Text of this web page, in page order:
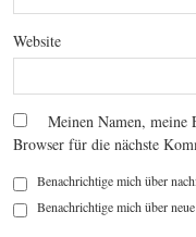
Website
Meinen Namen, meine
Browser für die nächste
Benachrichtige mich über
Benachrichtige mich über